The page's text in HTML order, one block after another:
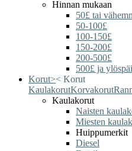
Hinnan mukaan
50£ tai
50-100£
100-150£
150-200£
200-500£
500£ ja
Korut>< Korut
KaulakorutKorvakorut
Kaulakorut
Naisten
Miesten
Huippumerkit
Diesel